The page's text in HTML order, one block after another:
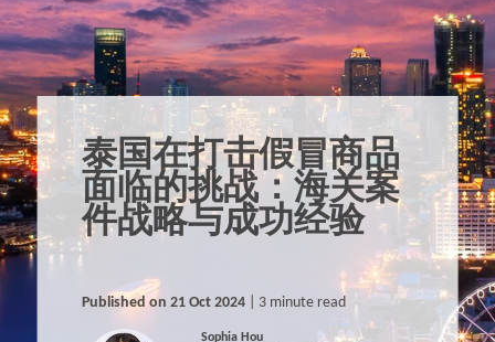
About
泰国在打击假冒商品
面临的挑战：海关案
件战略与成功经验
Published on 21 Oct 2024| 3 minute read
Sophia Hou